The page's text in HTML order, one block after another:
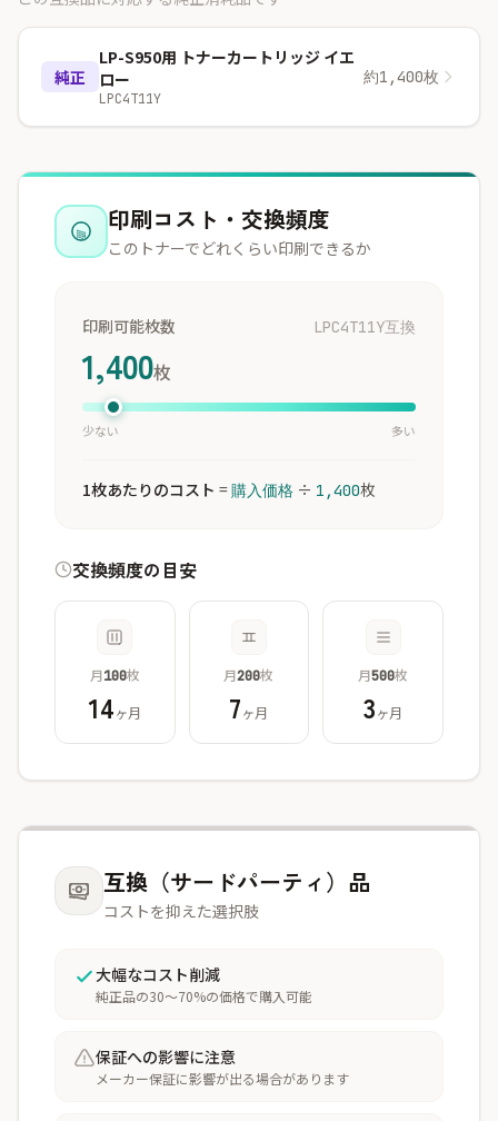
純正
LP-S950用 トナーカートリッジ イエ
ロー
LPC4T11Y
約1,400枚
印刷コスト・交換頻度
このトナーでどれくらい印刷できるか
印刷可能枚数
1,400枚
LPC4T11Y互換
少ない 多い
1枚あたりのコスト =購入価格 ÷ 1,400枚
交換頻度の目安
月100枚
14ヶ月
月200枚
7ヶ月
月500枚
3ヶ月
互換（サードパーティ）品
コストを抑えた選択肢
大幅なコスト削減
純正品の30〜70%の価格で購入可能
保証への影響に注意
メーカー保証に影響が出る場合があります